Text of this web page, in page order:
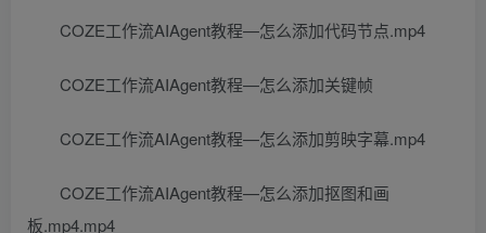
COZE工作流AIAgent教程—怎么添加代码节点.mp4
COZE工作流AIAgent教程—怎么添加关键帧
COZE工作流AIAgent教程—怎么添加剪映字幕.mp4
COZE工作流AIAgent教程—怎么添加抠图和画
板.mp4.mp4